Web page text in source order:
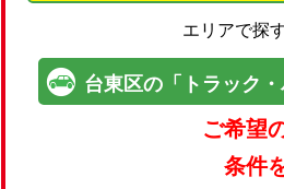
エリアで探す
台東区の「トラック
ご希望
条件